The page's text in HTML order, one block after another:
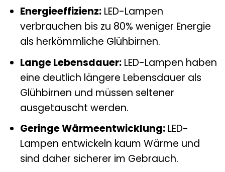
Energieeffizienz:LED-Lampen
verbrauchen bis zu 80% weniger Energie
als herkömmliche Glühbirnen.
Lange Lebensdauer:LED-Lampen haben
eine deutlich längere Lebensdauer als
Glühbirnen und müssen seltener
ausgetauscht werden.
Geringe Wärmeentwicklung:LED-
Lampen entwickeln kaum Wärme und
sind daher sicherer im Gebrauch.